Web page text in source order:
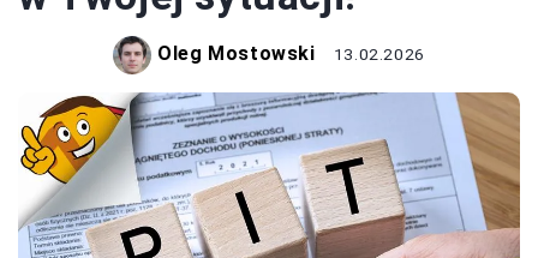
Oleg Mostowski 13.02.2026